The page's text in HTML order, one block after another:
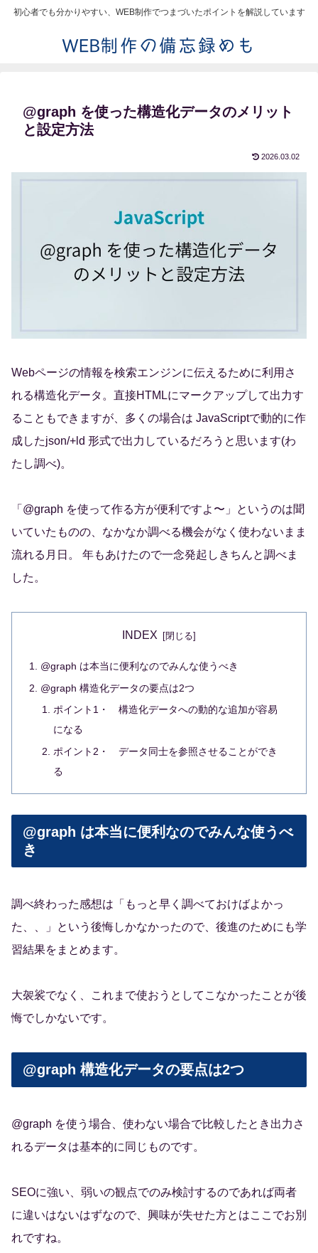
初心者でも分かりやすい、WEB制作でつまづいたポイントを解説しています
@graph を使った構造化データのメリット
と設定方法
2026.03.02
Webページの情報を検索エンジンに伝えるために利用さ
れる構造化データ。直接HTMLにマークアップして出力す
ることもできますが、多くの場合は JavaScriptで動的に作
成したjson/+ld 形式で出力しているだろうと思います(わ
たし調べ)。
「@graph を使って作る方が便利ですよ〜」というのは聞
いていたものの、なかなか調べる機会がなく使わないまま
流れる月日。 年もあけたので一念発起しきちんと調べま
した。
INDEX
@graph は本当に便利なのでみんな使うべき
@graph 構造化データの要点は2つ
ポイント1・ 構造化データへの動的な追加が容易
になる
ポイント2・ データ同士を参照させることができ
る
@graph は本当に便利なのでみんな使うべ
き
調べ終わった感想は「もっと早く調べておけばよかっ
た、、」という後悔しかなかったので、後進のためにも学
習結果をまとめます。
大袈裟でなく、これまで使おうとしてこなかったことが後
悔でしかないです。
@graph 構造化データの要点は2つ
@graph を使う場合、使わない場合で比較したとき出力さ
れるデータは基本的に同じものです。
SEOに強い、弱いの観点でのみ検討するのであれば両者
に違いはないはずなので、興味が失せた方とはここでお別
れですね。